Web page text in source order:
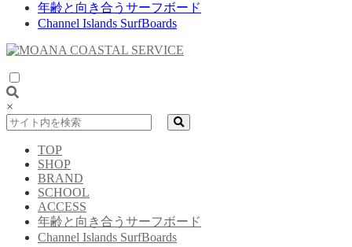
年齢と向き合うサーフボード
Channel Islands SurfBoards
×
TOP
SHOP
BRAND
SCHOOL
ACCESS
年齢と向き合うサーフボード
Channel Islands SurfBoards